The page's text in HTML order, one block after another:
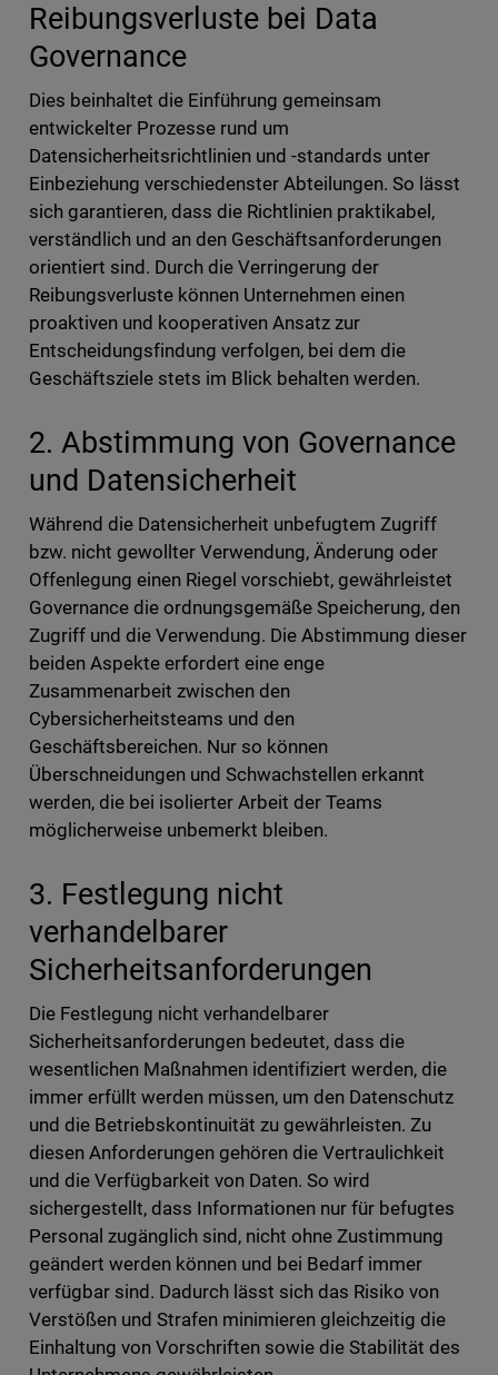
Reibungsverluste bei Data
Governance
Dies beinhaltet die Einführung gemeinsam
entwickelter Prozesse rund um
Datensicherheitsrichtlinien und -standards unter
Einbeziehung verschiedenster Abteilungen. So lässt
sich garantieren, dass die Richtlinien praktikabel,
verständlich und an den Geschäftsanforderungen
orientiert sind. Durch die Verringerung der
Reibungsverluste können Unternehmen einen
proaktiven und kooperativen Ansatz zur
Entscheidungsfindung verfolgen, bei dem die
Geschäftsziele stets im Blick behalten werden.
2. Abstimmung von Governance
und Datensicherheit
Während die Datensicherheit unbefugtem Zugriff
bzw. nicht gewollter Verwendung, Änderung oder
Offenlegung einen Riegel vorschiebt, gewährleistet
Governance die ordnungsgemäße Speicherung, den
Zugriff und die Verwendung. Die Abstimmung dieser
beiden Aspekte erfordert eine enge
Zusammenarbeit zwischen den
Cybersicherheitsteams und den
Geschäftsbereichen. Nur so können
Überschneidungen und Schwachstellen erkannt
werden, die bei isolierter Arbeit der Teams
möglicherweise unbemerkt bleiben.
3. Festlegung nicht
verhandelbarer
Sicherheitsanforderungen
Die Festlegung nicht verhandelbarer
Sicherheitsanforderungen bedeutet, dass die
wesentlichen Maßnahmen identifiziert werden, die
immer erfüllt werden müssen, um den Datenschutz
und die Betriebskontinuität zu gewährleisten. Zu
diesen Anforderungen gehören die Vertraulichkeit
und die Verfügbarkeit von Daten. So wird
sichergestellt, dass Informationen nur für befugtes
Personal zugänglich sind, nicht ohne Zustimmung
geändert werden können und bei Bedarf immer
verfügbar sind. Dadurch lässt sich das Risiko von
Verstößen und Strafen minimieren gleichzeitig die
Einhaltung von Vorschriften sowie die Stabilität des